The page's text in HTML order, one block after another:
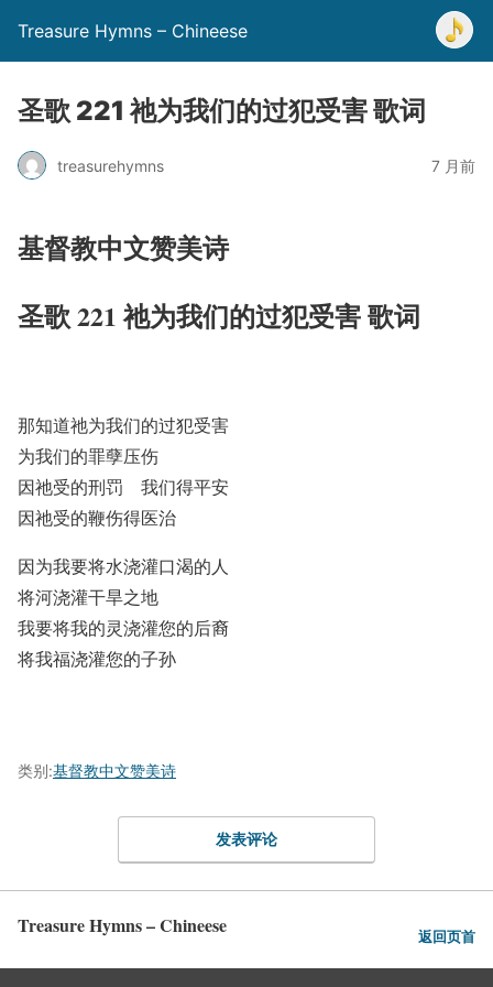
Treasure Hymns – Chineese
圣歌 221 祂为我们的过犯受害 歌词
treasurehymns 7 月前
基督教中文赞美诗
圣歌 221 祂为我们的过犯受害 歌词
那知道祂为我们的过犯受害
为我们的罪孽压伤
因祂受的刑罚 我们得平安
因祂受的鞭伤得医治
因为我要将水浇灌口渴的人
将河浇灌干旱之地
我要将我的灵浇灌您的后裔
将我福浇灌您的子孙
类别:基督教中文赞美诗
发表评论
Treasure Hymns – Chineese 返回页首